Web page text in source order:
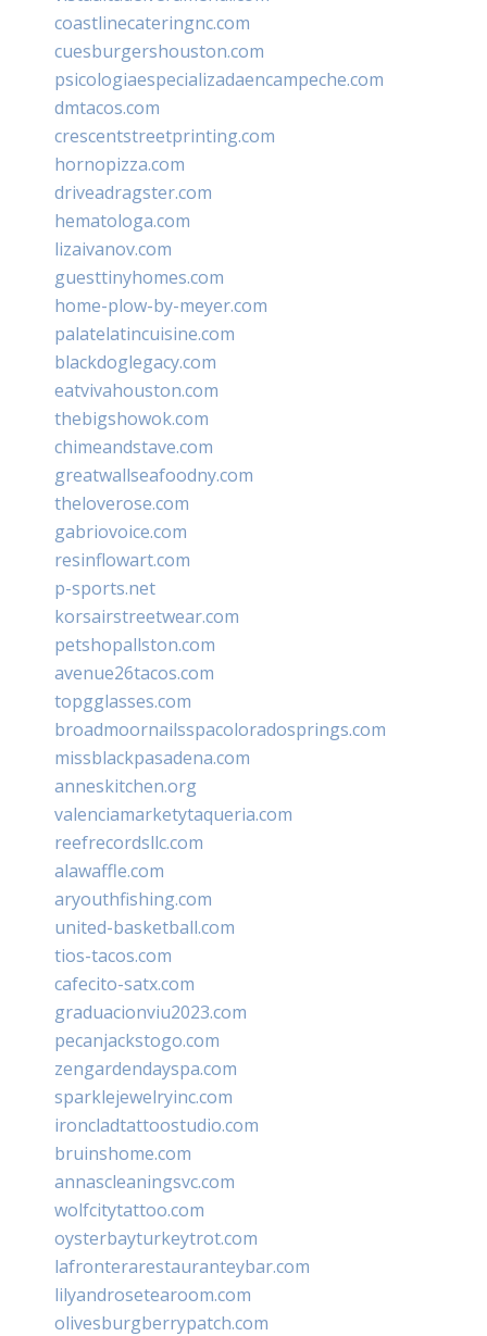
coastlinecateringnc.com
cuesburgershouston.com
psicologiaespecializadaencampeche.com
dmtacos.com
crescentstreetprinting.com
hornopizza.com
driveadragster.com
hematologa.com
lizaivanov.com
guesttinyhomes.com
home-plow-by-meyer.com
palatelatincuisine.com
blackdoglegacy.com
eatvivahouston.com
thebigshowok.com
chimeandstave.com
greatwallseafoodny.com
theloverose.com
gabriovoice.com
resinflowart.com
p-sports.net
korsairstreetwear.com
petshopallston.com
avenue26tacos.com
topgglasses.com
broadmoornailsspacoloradosprings.com
missblackpasadena.com
anneskitchen.org
valenciamarketytaqueria.com
reefrecordsllc.com
alawaffle.com
aryouthfishing.com
united-basketball.com
tios-tacos.com
cafecito-satx.com
graduacionviu2023.com
pecanjackstogo.com
zengardendayspa.com
sparklejewelryinc.com
ironcladtattoostudio.com
bruinshome.com
annascleaningsvc.com
wolfcitytattoo.com
oysterbayturkeytrot.com
lafronterarestauranteybar.com
lilyandrosetearoom.com
olivesburgberrypatch.com